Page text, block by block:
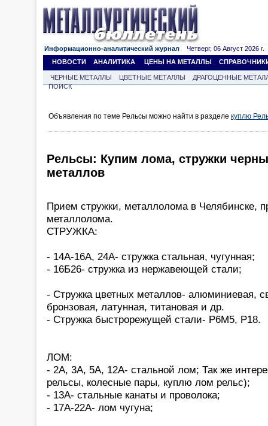
Информационно-аналитический журнал Четверг, 06 Август 2026 г.
НОВОСТИ
АНАЛИТИКА ЦЕНЫ НА МЕТАЛЛЫ
ЧЕРНЫЕ МЕТАЛЛЫ ЦВЕТНЫЕ МЕТАЛЛЫ
ДРАГОЦЕННЫЕ
ПОИСК
Объявления по теме Рельсы можно найти в разделе куплю
Рельсы: Купим лома, стружки
металлов
Прием стружки, металлолома в Челябинске,
металлолома.
СТРУЖКА:
- 14А-16А, 24А- стружка стальная, чугунная;
- 16Б26- стружка из нержавеющей стали;
- Стружка цветных металлов- алюминиевая,
бронзовая, латунная, титановая и др.
- Стружка быстрорежущей стали- Р6М5, Р18.
ЛОМ:
- 2А, 3А, 5А, 12А- стальной лом; Так же
рельсы, колесные пары, куплю лом рельс);
- 13А- стальные канаты и проволока;
- 17А-22А- лом чугуна;